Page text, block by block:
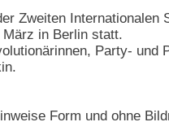
Zweiten Internationalen
März in Berlin statt.
Party- und
Form und ohne